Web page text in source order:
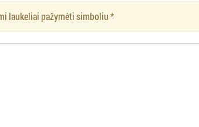
laukeliai pažymėti simboliu*